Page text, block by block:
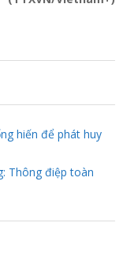
hiến để phát huy
Thông điệp toàn